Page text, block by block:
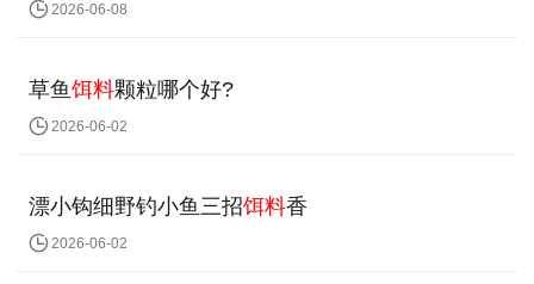
2026-06-08
草鱼饵料颗粒哪个好?
2026-06-02
漂小钩细野钓小鱼三招饵料香
2026-06-02